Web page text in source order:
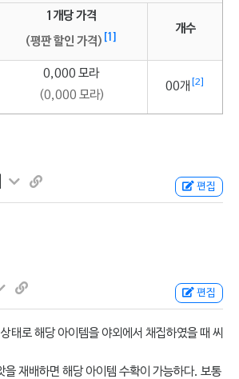
1개당 가격
(평판 할인 가격) [1]
개수
0,000 모라
(0,000 모라)
00개 [2]
편집
편집
태로 해당 아이템을 야외에서 채집하였을 때 씨
을 재배하면 해당 아이템 수확이 가능하다. 보통